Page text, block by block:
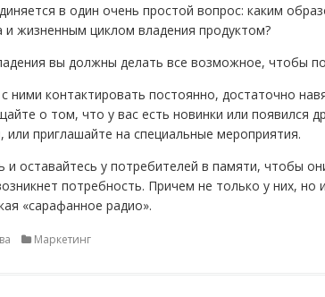
в один очень простой вопрос: каким
и жизненным циклом владения продуктом?
вы должны делать все возможное, чтобы
ними контактировать постоянно, достаточно
о том, что у вас есть новинки или появился
или приглашайте на специальные мероприятия.
и оставайтесь у потребителей в памяти, чтобы
потребность. Причем не только у них, но
«сарафанное радио».
Маркетинг